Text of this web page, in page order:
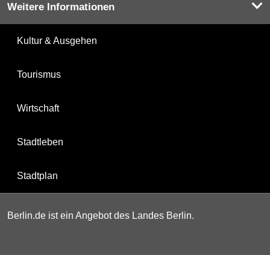
Weitere Informationen
Kultur & Ausgehen
Tourismus
Wirtschaft
Stadtleben
Stadtplan
Berlin.de ist ein Angebot des Landes Berlin.